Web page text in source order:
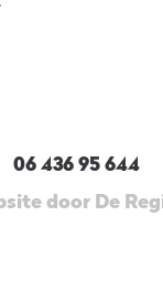
06 436 95 644
door De